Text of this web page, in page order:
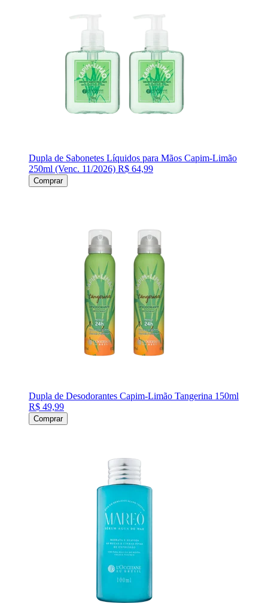
Dupla de Sabonetes Líquidos para Mãos Capim-Limão
250ml (Venc. 11/2026) R$ 64,99
Comprar
Dupla de Desodorantes Capim-Limão Tangerina 150ml
R$ 49,99
Comprar